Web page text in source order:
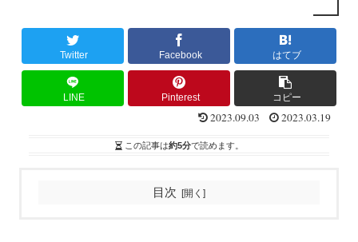
Twitter Facebook はてブ
LINE Pinterest コピー
2023.09.03 2023.03.19
この記事は約5分で読めます。
目次